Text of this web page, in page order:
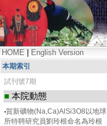
HOME English Version
本期索引
試刊號7期
■ 本院動態
‧賀新礦物(Na,Ca)AlSi3O8以地球
所特聘研究員劉玲根命名為玲根